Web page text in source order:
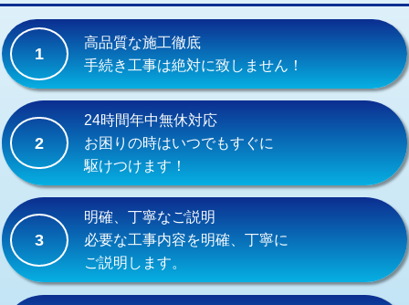
交換・取付(単水栓（壁付・デッキ
式）)
13,200円+材料費
交換・取付(混合水栓（壁付・デッキ
式・ワンホール）)
16,500円+材料費
交換・取付(排水栓・排水トラップ
（P/S/ポップアップ））
交換・取付（その他部品）
持込商品取付（単水栓）
持込商品取付（混合水栓） 16,500円
持込商品取付（浄水器・分岐水栓） 16,500円
1
高品質な施工徹底
手続き工事は絶対に致しません！
2
24時間年中無休対応
お困りの時はいつでもすぐに
駆けつけます！
3
明確、丁寧なご説明
必要な工事内容を明確、丁寧に
ご説明します。